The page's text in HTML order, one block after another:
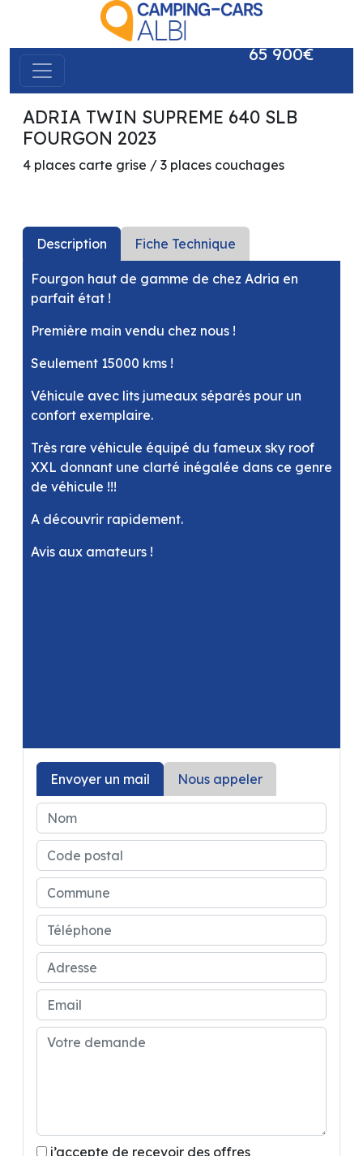
précédent
ADRIA TWIN SUPREME 640 SLB
FOURGON 2023
4 places carte grise / 3 places couchages
65 900€
Description Fiche Technique
Fourgon haut de gamme de chez Adria en
parfait état !
Première main vendu chez nous !
Seulement 15000 kms !
Véhicule avec lits jumeaux séparés pour un
confort exemplaire.
Très rare véhicule équipé du fameux sky roof
XXL donnant une clarté inégalée dans ce genre
de véhicule !!!
A découvrir rapidement.
Avis aux amateurs !
Envoyer un mail Nous appeler
j’accepte de recevoir des offres